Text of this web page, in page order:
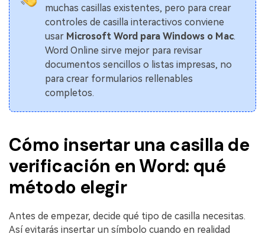
Actualización
Actualizar a PDFelement V12.
muchas casillas existentes, pero para crear
controles de casilla interactivos conviene
usar Microsoft Word para Windows o Mac.
Word Online sirve mejor para revisar
documentos sencillos o listas impresas, no
para crear formularios rellenables
completos.
Cómo insertar una casilla de
verificación en Word: qué
método elegir
Antes de empezar, decide qué tipo de casilla necesitas.
Así evitarás insertar un símbolo cuando en realidad